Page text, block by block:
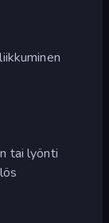
tai lyönti